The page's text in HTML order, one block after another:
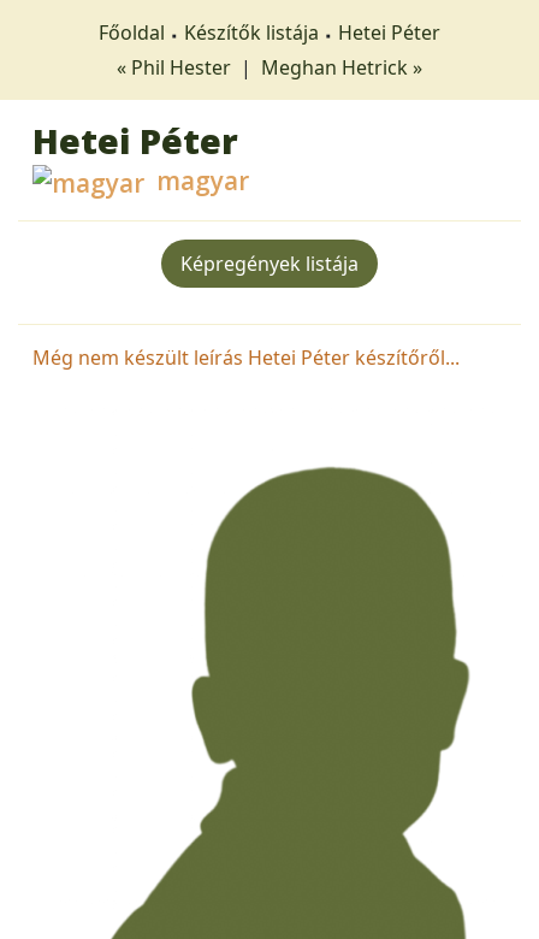
Főoldal Készítők listája
Hetei Péter
« Phil Hester | Meghan Hetrick »
Hetei Péter
magyar
Képregények listája
Még nem készült leírás Hetei Péter készítőről...